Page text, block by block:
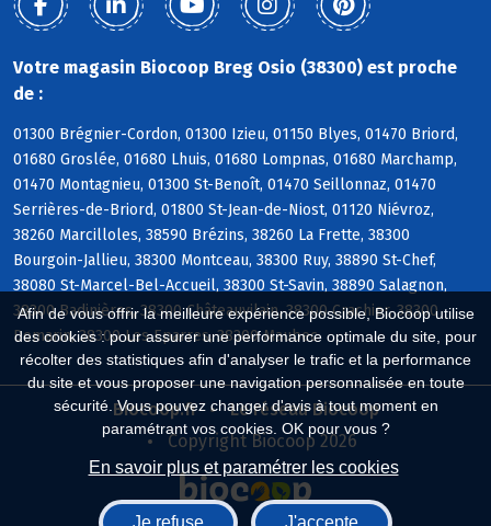
Afin de vous offrir la meilleure expérience possible, Biocoop utilise
des cookies : pour assurer une performance optimale du site, pour
récolter des statistiques afin d'analyser le trafic et la performance
du site et vous proposer une navigation personnalisée en toute
sécurité. Vous pouvez changer d'avis à tout moment en
paramétrant vos cookies. OK pour vous ?
En savoir plus et paramétrer les cookies
Je refuse J'accepte
Votre magasin Biocoop Breg Osio (38300) est proche
de :
01300 Brégnier-Cordon, 01300 Izieu, 01150 Blyes, 01470 Briord,
01680 Groslée, 01680 Lhuis, 01680 Lompnas, 01680 Marchamp,
01470 Montagnieu, 01300 St-Benoît, 01470 Seillonnaz, 01470
Serrières-de-Briord, 01800 St-Jean-de-Niost, 01120 Niévroz,
38260 Marcilloles, 38590 Brézins, 38260 La Frette, 38300
Bourgoin-Jallieu, 38300 Montceau, 38300 Ruy, 38890 St-Chef,
38080 St-Marcel-Bel-Accueil, 38300 St-Savin, 38890 Salagnon,
38300 Badinières, 38300 Châteauvilain, 38300 Crachier, 38300
Domarin, 38300 Les Eparres, 38300 Maubec
Biocoop.fr
Le réseau Biocoop
Copyright Biocoop 2026